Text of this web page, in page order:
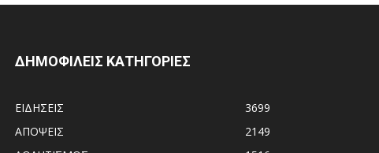
ΔΗΜΟΦΙΛΕΙΣ ΚΑΤΗΓΟΡΙΕΣ
ΕΙΔΗΣΕΙΣ
3699
ΑΠΟΨΕΙΣ
2149